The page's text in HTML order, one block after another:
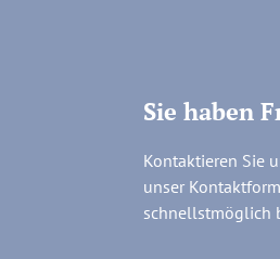
Sie haben
Kontaktieren Sie
unser
schnellstmöglich